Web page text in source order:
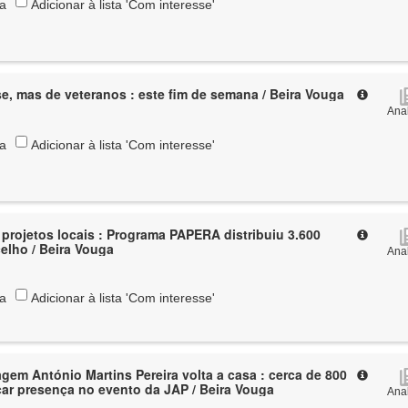
Adicionar à lista 'Com interesse'
mas de veteranos : este fim de semana / Beira Vouga
Adicionar à lista 'Com interesse'
locais : Programa PAPERA distribuiu 3.600
/ Beira Vouga
Adicionar à lista 'Com interesse'
António Martins Pereira volta a casa : cerca de 800
presença no evento da JAP / Beira Vouga